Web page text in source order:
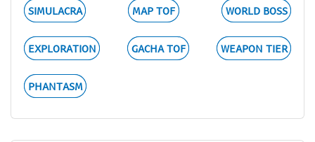
SIMULACRA MAP TOF WORLD BOSS
EXPLORATION GACHA TOF WEAPON TIER
PHANTASM